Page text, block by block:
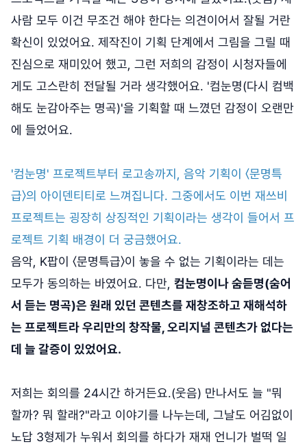
사람 모두 이건 무조건 해야 한다는 의견이어서 잘될 거란
확신이 있었어요. 제작진이 기획 단계에서 그림을 그릴 때
진심으로 재미있어 했고, 그런 저희의 감정이 시청자들에
게도 고스란히 전달될 거라 생각했어요. '컴눈명(다시 컴백
해도 눈감아주는 명곡)'을 기획할 때 느꼈던 감정이 오랜만
에 들었어요.
'컴눈명' 프로젝트부터 로고송까지, 음악 기획이 〈문명특
급〉의 아이덴티티로 느껴집니다. 그중에서도 이번 재쓰비
프로젝트는 굉장히 상징적인 기획이라는 생각이 들어서 프
로젝트 기획 배경이 더 궁금했어요.
음악, K팝이 〈문명특급〉이 놓을 수 없는 기획이라는 데는
모두가 동의하는 바였어요. 다만, 컴눈명이나 숨듣명(숨어
서 듣는 명곡)은 원래 있던 콘텐츠를 재창조하고 재해석하
는 프로젝트라 우리만의 창작물, 오리지널 콘텐츠가 없다는
데 늘 갈증이 있었어요.
저희는 회의를 24시간 하거든요.(웃음) 만나서도 늘 "뭐
할까? 뭐 할래?"라고 이야기를 나누는데, 그날도 어김없이
노답 3형제가 누워서 회의를 하다가 재재 언니가 벌떡 일